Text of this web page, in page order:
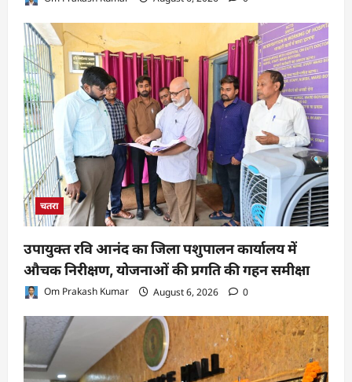
चतरा
उपायुक्त रवि आनंद का जिला पशुपालन कार्यालय में
औचक निरीक्षण, योजनाओं की प्रगति की गहन समीक्षा
Om Prakash Kumar August 6, 2026 0